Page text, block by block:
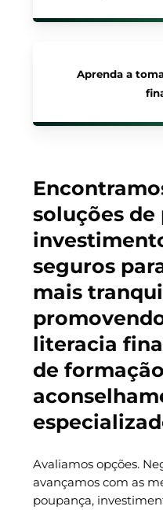
Aprenda a
soluções de
seguros
mais
literacia
de
Avaliamos opções.
avançamos com as
poupança,